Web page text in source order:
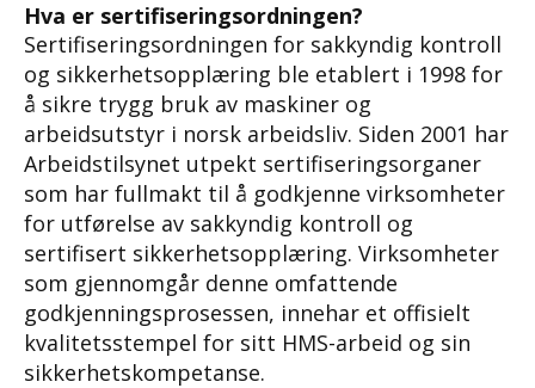
Hva er sertifiseringsordningen?
Sertifiseringsordningen for sakkyndig kontroll
og sikkerhetsopplæring ble etablert i 1998 for
å sikre trygg bruk av maskiner og
arbeidsutstyr i norsk arbeidsliv. Siden 2001 har
Arbeidstilsynet utpekt sertifiseringsorganer
som har fullmakt til å godkjenne virksomheter
for utførelse av sakkyndig kontroll og
sertifisert sikkerhetsopplæring. Virksomheter
som gjennomgår denne omfattende
godkjenningsprosessen, innehar et offisielt
kvalitetsstempel for sitt HMS-arbeid og sin
sikkerhetskompetanse.